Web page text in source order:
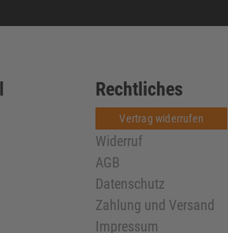
Rechtliches
Vertrag widerrufen
Widerruf
AGB
Datenschutz
Zahlung und Versand
Impressum